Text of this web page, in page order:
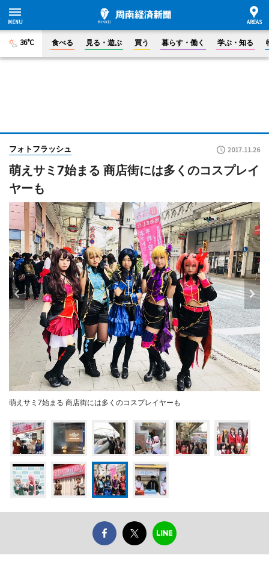
36°C 食べる 見る・遊ぶ 買う 暮らす・働く 学ぶ・知る
フォトフラッシュ 2017.11.26
萌えサミ7始まる 商店街には多くのコスプレイ
ヤーも
萌えサミ7始まる 商店街には多くのコスプレイヤーも